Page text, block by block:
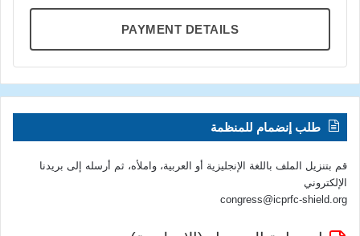
PAYMENT DETAILS
طلب إنضمام للمنظمة
قم بتنزيل الملف باللغة الإنجليزية أو العربية، واملأه، ثم أرسله إلى بريدنا
الإلكتروني
congress@icprfc-shield.org